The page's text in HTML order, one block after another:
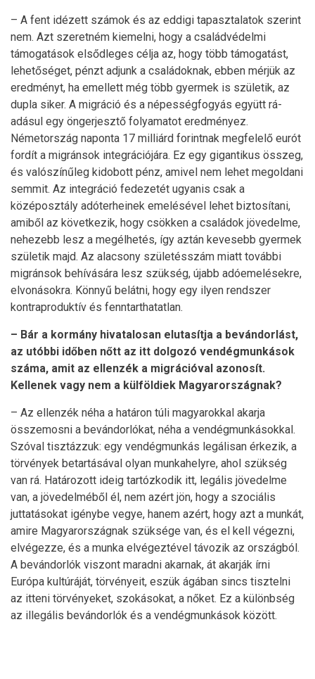
– A fent idézett számok és az eddigi tapasztalatok szerint
nem. Azt szeretném kiemelni, hogy a családvédelmi
támogatások elsődleges célja az, hogy több támogatást,
lehetőséget, pénzt adjunk a családoknak, ebben mérjük az
eredményt, ha emellett még több gyermek is születik, az
dupla siker. A migráció és a népességfogyás együtt rá­
adásul egy öngerjesztő folyamatot eredményez.
Németország naponta 17 milliárd forintnak megfelelő eurót
fordít a migránsok integráció­jára. Ez egy gigantikus összeg,
és valószínűleg kidobott pénz, amivel nem lehet megoldani
semmit. Az integráció fedezetét ugyanis csak a
középosztály adóterheinek emelésével lehet biztosítani,
amiből az következik, hogy csökken a családok jövedelme,
nehezebb lesz a megélhetés, így aztán kevesebb gyermek
születik majd. Az alacsony születésszám miatt további
migránsok behívására lesz szükség, újabb adóemelésekre,
elvonásokra. Könnyű belátni, hogy egy ilyen rendszer
kontraproduktív és fenntarthatatlan.
– Bár a kormány hivatalosan elutasítja a bevándorlást,
az utóbbi időben nőtt az itt dolgozó vendégmunkások
száma, amit az ellenzék a migrációval azonosít.
Kellenek vagy nem a külföldiek Magyarországnak?
– Az ellenzék néha a határon túli magyarokkal akarja
összemosni a bevándorlókat, néha a vendégmunkásokkal.
Szóval tisztázzuk: egy vendégmunkás legálisan érkezik, a
törvények betartásával olyan munkahelyre, ahol szükség
van rá. Határozott ideig tartózkodik itt, legális jövedelme
van, a jövedelméből él, nem azért jön, hogy a szociális
juttatásokat igénybe vegye, hanem azért, hogy azt a munkát,
amire Magyarországnak szüksége van, és el kell végezni,
elvégezze, és a munka elvégeztével távozik az országból.
A bevándorlók viszont maradni akarnak, át akarják írni
Európa kultúráját, törvényeit, eszük ágában sincs tisztelni
az itteni törvényeket, szokásokat, a nőket. Ez a különbség
az illegális bevándorlók és a vendégmunkások között.